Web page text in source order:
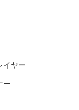
イヤー
ー